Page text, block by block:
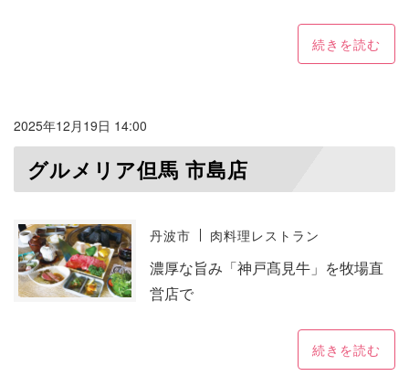
続きを読む
2025年12月19日 14:00
グルメリア但馬 市島店
丹波市 肉料理レストラン
濃厚な旨み「神戸髙見牛」を牧場直
営店で
続きを読む